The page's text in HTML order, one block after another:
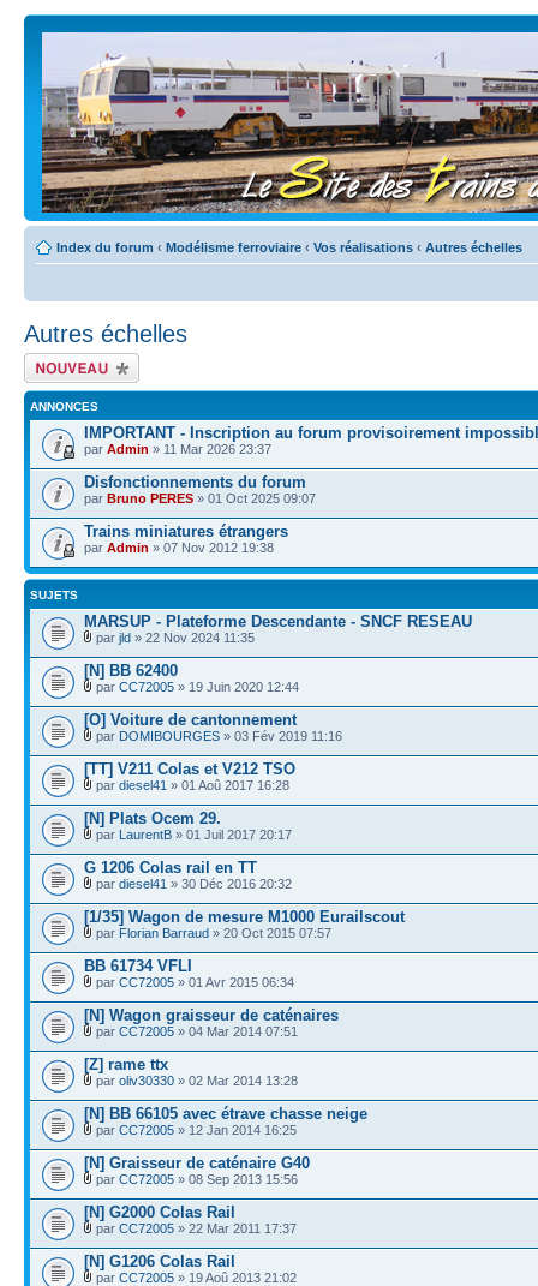
Index du forum ‹ Modélisme ferroviaire ‹ Vos réalisations ‹ Autres échelles
Autres échelles
Écrire un nouveau
sujet
ANNONCES
IMPORTANT - Inscription au forum provisoirement
par Admin » 11 Mar 2026 23:37
Disfonctionnements du forum
par Bruno PERES » 01 Oct 2025 09:07
Trains miniatures étrangers
par Admin » 07 Nov 2012 19:38
SUJETS
MARSUP - Plateforme Descendante - SNCF RESEAU
par jld » 22 Nov 2024 11:35
[N] BB 62400
par CC72005 » 19 Juin 2020 12:44
[O] Voiture de cantonnement
par DOMIBOURGES » 03 Fév 2019 11:16
[TT] V211 Colas et V212 TSO
par diesel41 » 01 Aoû 2017 16:28
[N] Plats Ocem 29.
par LaurentB » 01 Juil 2017 20:17
G 1206 Colas rail en TT
par diesel41 » 30 Déc 2016 20:32
[1/35] Wagon de mesure M1000 Eurailscout
par Florian Barraud » 20 Oct 2015 07:57
BB 61734 VFLI
par CC72005 » 01 Avr 2015 06:34
[N] Wagon graisseur de caténaires
par CC72005 » 04 Mar 2014 07:51
[Z] rame ttx
par oliv30330 » 02 Mar 2014 13:28
[N] BB 66105 avec étrave chasse neige
par CC72005 » 12 Jan 2014 16:25
[N] Graisseur de caténaire G40
par CC72005 » 08 Sep 2013 15:56
[N] G2000 Colas Rail
par CC72005 » 22 Mar 2011 17:37
[N] G1206 Colas Rail
par CC72005 » 19 Aoû 2013 21:02